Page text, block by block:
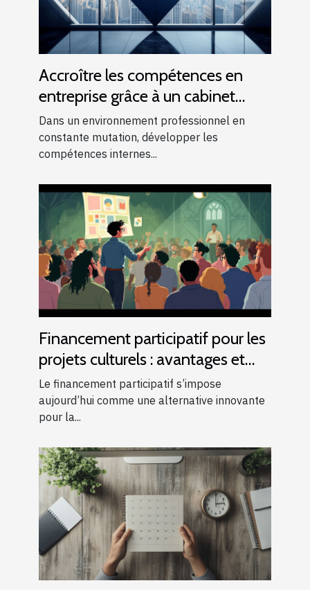
Accroître les compétences en
entreprise grâce à un cabinet
conseil et formation
Dans un environnement professionnel en
constante mutation, développer les
compétences internes...
Financement participatif pour les
projets culturels : avantages et
risques
Le financement participatif s’impose
aujourd’hui comme une alternative innovante
pour la...